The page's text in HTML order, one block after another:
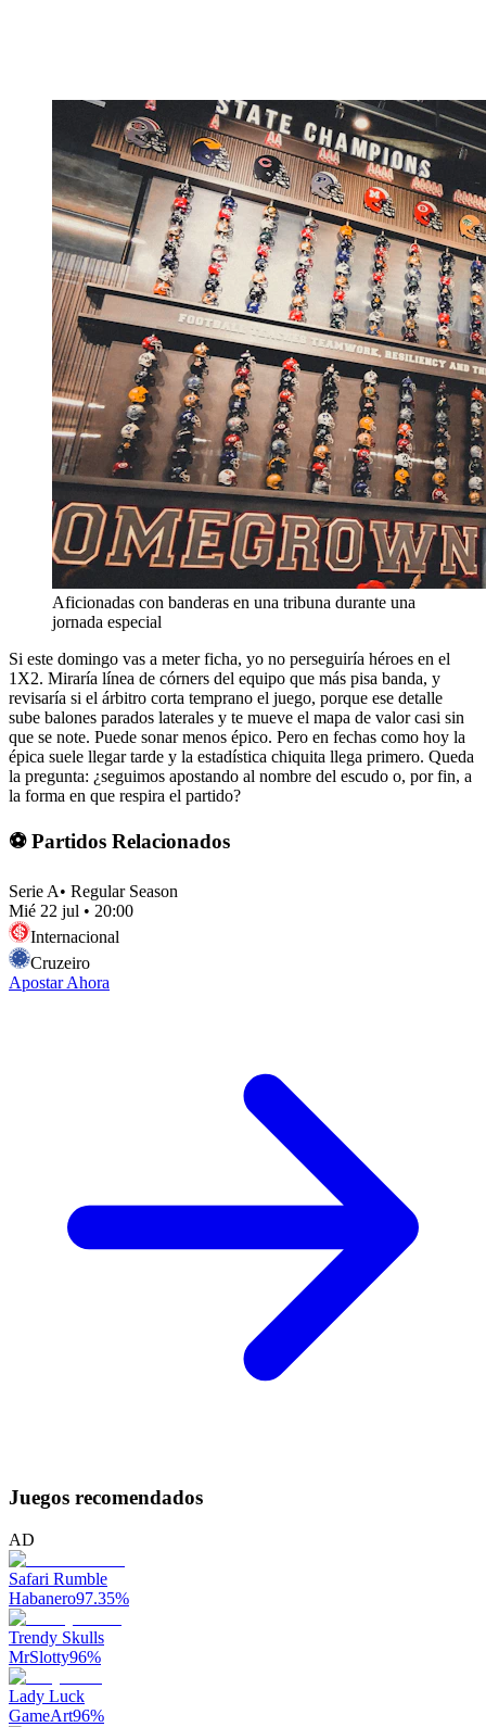
Aficionadas con banderas en una tribuna durante una
jornada especial
Si este domingo vas a meter ficha, yo no perseguiría héroes en el
1X2. Miraría línea de córners del equipo que más pisa banda, y
revisaría si el árbitro corta temprano el juego, porque ese detalle
sube balones parados laterales y te mueve el mapa de valor casi sin
que se note. Puede sonar menos épico. Pero en fechas como hoy la
épica suele llegar tarde y la estadística chiquita llega primero. Queda
la pregunta: ¿seguimos apostando al nombre del escudo o, por fin, a
la forma en que respira el partido?
⚽ Partidos Relacionados
Serie A• Regular Season
Mié 22 jul • 20:00
Internacional
Cruzeiro
Apostar Ahora
Juegos recomendados
AD
Safari Rumble
Habanero97.35%
Trendy Skulls
MrSlotty96%
Lady Luck
GameArt96%